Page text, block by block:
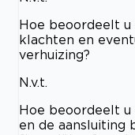
Hoe beoordeelt u
klachten en
verhuizing?
N.v.t.
Hoe beoordeelt u
en de aansluiting